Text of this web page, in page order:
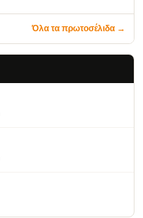
Όλα τα πρωτοσέλιδα →